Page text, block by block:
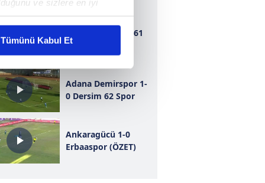
ve sizlere en iyi
karşılamak
kullanılmaktadır. Bu
sunulması
ve sizlere yönelik
detaylı bilgi için Ayarlar
Tümünü Kabul Et
Bursaspor 1-1 1461
Trabzon
Adana Demirspor 1-
0 Dersim 62 Spor
Ankaragücü 1-0
Erbaaspor (ÖZET)